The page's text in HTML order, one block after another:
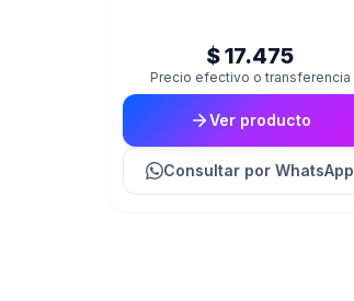
$ 17.475
Precio efectivo o transferencia
Ver producto
Consultar por WhatsApp